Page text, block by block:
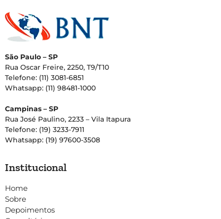
São Paulo – SP
Rua Oscar Freire, 2250, T9/T10
Telefone: (11) 3081-6851
Whatsapp: (11) 98481-1000
Campinas – SP
Rua José Paulino, 2233 – Vila Itapura
Telefone: (19) 3233-7911
Whatsapp: (19) 97600-3508
Institucional
Home
Sobre
Depoimentos